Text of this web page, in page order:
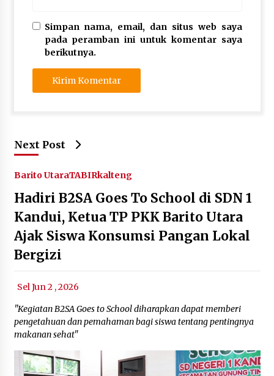
Simpan nama, email, dan situs web saya
pada peramban ini untuk komentar saya
berikutnya.
Next Post
Barito UtaraTABIRkalteng
Hadiri B2SA Goes To School di SDN 1
Kandui, Ketua TP PKK Barito Utara
Ajak Siswa Konsumsi Pangan Lokal
Bergizi
Sel Jun 2 , 2026
"Kegiatan B2SA Goes to School diharapkan dapat memberi
pengetahuan dan pemahaman bagi siswa tentang pentingnya
makanan sehat"